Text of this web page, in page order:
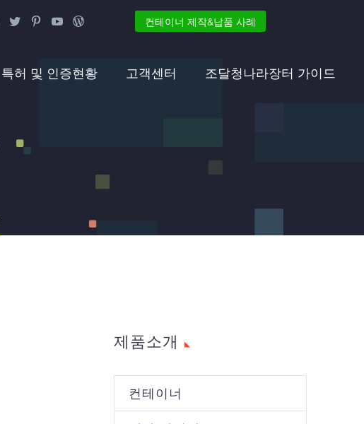
컨테이너 제작&납품 사례
특허 및 인증현황 고객센터 조달청나라장터 가이드
제품소개
컨테이너